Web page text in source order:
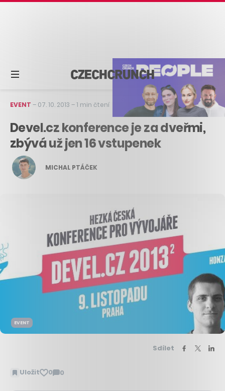
EVENT – 07. 10. 2013 –1 min čtení
Devel.cz konference je za dveřmi,
zbývá už jen 16 vstupenek
MICHAL PTÁČEK
EVENT
Sdílet
Uložit 0 0
Zobrazit